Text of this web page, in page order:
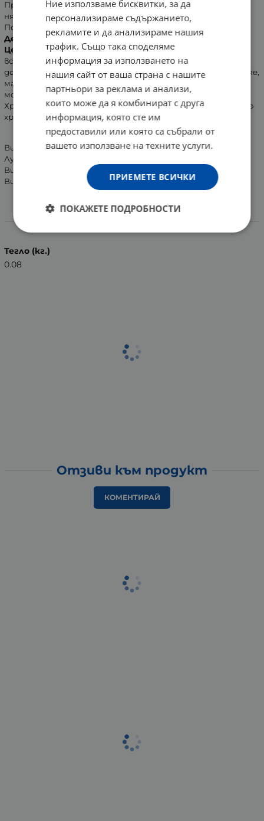
Препоръчва се прием по 1 таблетка дневно, с храна,
няколко часа преди или след прием на други лекарства.
Подходяща за възрастни, над 50 години.
Действие:
Центрум Сивъре комбинация, която предлага в едно
всички основни витамини и минерали за поддържане на
добро здраве. Подпомага метаболизма на въглехидратите,
мазнините и протеините, подкрепя сърцето, очите и
мозъка.
Хранителна добавка, не е заместител на разнообразното
хранене.
Витамин А (50% под формата на бетакаротин) 800 mcg
Лутеин 1000 mcg
Витамин Е 18.0 mg
Витам
Тегло (кг.)
0.08
Отзиви към продукт
КОМЕНТИРАЙ
Ние използваме бисквитки, за да
персонализираме съдържанието,
рекламите и да анализираме нашия
трафик. Също така споделяме
информация за използването на
нашия сайт от ваша страна с нашите
партньори за реклама и анализи,
които може да я комбинират с друга
информация, която сте им
предоставили или която са събрали от
вашето използване на техните услуги.
ПРИЕМЕТЕ ВСИЧКИ
ПОКАЖЕТЕ ПОДРОБНОСТИ